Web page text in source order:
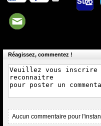
Réagissez, commentez !
Aucun commentaire pour